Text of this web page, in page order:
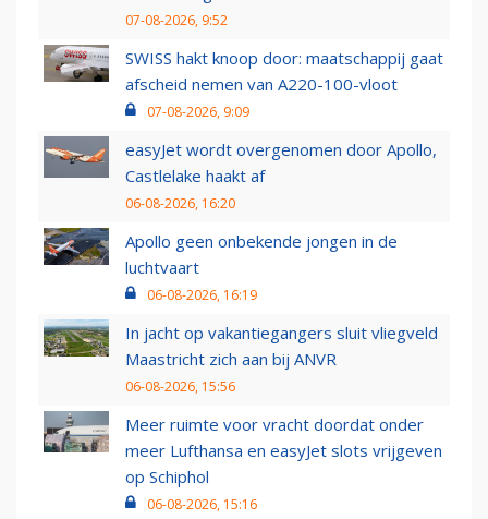
07-08-2026, 9:52
SWISS hakt knoop door: maatschappij gaat
afscheid nemen van A220-100-vloot
07-08-2026, 9:09
easyJet wordt overgenomen door Apollo,
Castlelake haakt af
06-08-2026, 16:20
Apollo geen onbekende jongen in de
luchtvaart
06-08-2026, 16:19
In jacht op vakantiegangers sluit vliegveld
Maastricht zich aan bij ANVR
06-08-2026, 15:56
Meer ruimte voor vracht doordat onder
meer Lufthansa en easyJet slots vrijgeven
op Schiphol
06-08-2026, 15:16